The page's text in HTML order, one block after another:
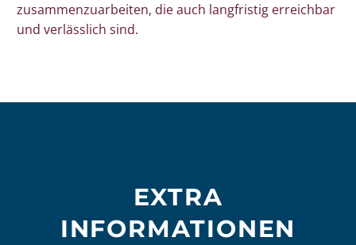
zusammenzuarbeiten, die auch langfristig erreichbar
und verlässlich sind.
EXTRA
INFORMATIONEN